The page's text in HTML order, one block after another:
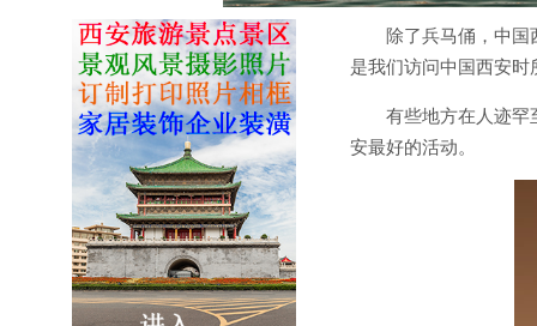
除了兵马俑，中
是我们访问中国西安
有些地方在人迹
安最好的活动。